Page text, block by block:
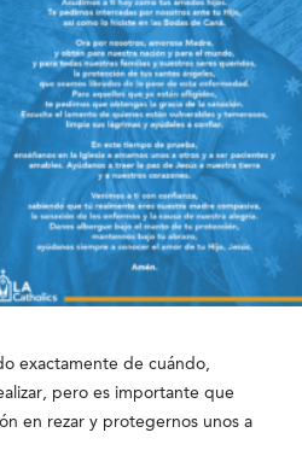
exactamente de cuándo,
pero es importante que
en rezar y protegernos unos a